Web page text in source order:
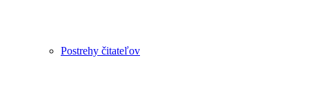
Postrehy čitateľov